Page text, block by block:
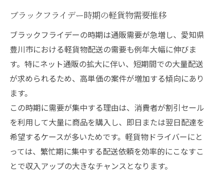
ブラックフライデー時期の軽貨物需要推移
ブラックフライデーの時期は通販需要が急増し、愛知県
豊川市における軽貨物配送の需要も例年大幅に伸びま
す。特にネット通販の拡大に伴い、短期間での大量配送
が求められるため、高単価の案件が増加する傾向にあり
ます。
この時期に需要が集中する理由は、消費者が割引セール
を利用して大量に商品を購入し、即日または翌日配達を
希望するケースが多いためです。軽貨物ドライバーにと
っては、繁忙期に集中する配送依頼を効率的にこなすこ
とで収入アップの大きなチャンスとなります。